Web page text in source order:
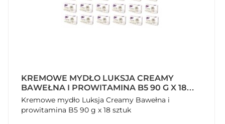
KREMOWE MYDŁO LUKSJA CREAMY
BAWEŁNA I PROWITAMINA B5 90 G X 18
SZTUK
Kremowe mydło Luksja Creamy Bawełna i
prowitamina B5 90 g x 18 sztuk